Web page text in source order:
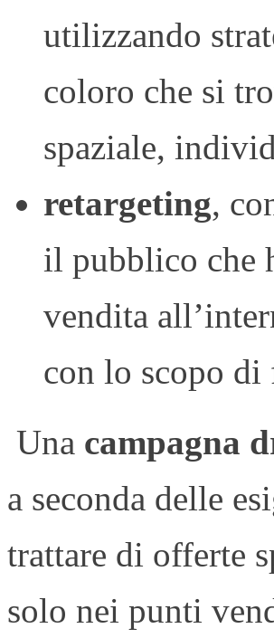
utilizzando
coloro che si
spaziale,
retargeting,
il pubblico che
vendita
con lo scopo
Una campagna
a seconda delle
trattare di offerte
solo nei punti